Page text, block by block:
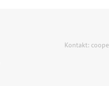
Kontakt: